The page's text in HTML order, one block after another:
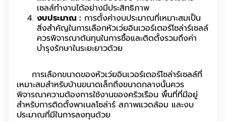
เซลล์ทำงานได้อย่างมีประสิทธิภาพ
งบประมาณ : การตั้งค่างบประมาณที่เหมาะสมเป็น
สิ่งสำคัญในการเลือกหัวเว่ยอินเวอร์เตอร์โซล่าร์เซลล์
ควรพิจารณาต้นทุนในการซื้อและติดตั้งรวมถึงค่า
บำรุงรักษาในระยะยาวด้วย
การเลือกขนาดของหัวเว่ยอินเวอร์เตอร์โซล่าร์เซลล์ที่
เหมาะสมสำหรับบ้านขนาดเล็กถึงขนาดกลางนั้นควร
พิจารณาความต้องการใช้งานของครัวเรือน พื้นที่ที่มีอยู่
สำหรับการติดตั้งพาเนลโซล่าร์ สภาพแวดล้อม และงบ
ประมาณที่มีในการลงทุนด้วย